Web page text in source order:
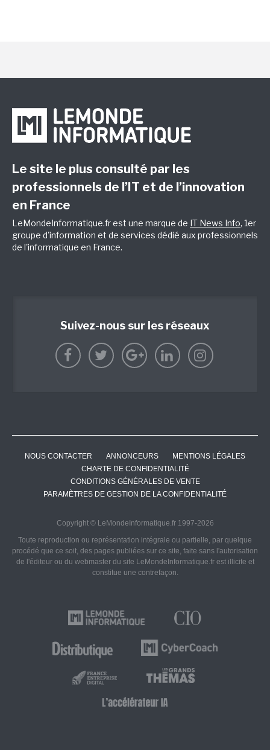
Le site le plus consulté par les
professionnels de l’IT et de l’innovation
en France
LeMondeInformatique.fr est une marque de IT News Info, 1er
groupe d'information et de services dédié aux professionnels
de l'informatique en France.
Suivez-nous sur les réseaux
NOUS CONTACTER ANNONCEURS
MENTIONS LÉGALES
CHARTE DE CONFIDENTIALITÉ
CONDITIONS GÉNÉRALES DE VENTE
PARAMÈTRES DE GESTION DE LA CONFIDENTIALITÉ
Copyright © LeMondeInformatique.fr 1997-2026
Toute reproduction ou représentation intégrale ou partielle, par quelque
procédé que ce soit, des pages publiées sur ce site, faite sans l'autorisation
de l'éditeur ou du webmaster du site LeMondeInformatique.fr est illicite et
constitue une contrefaçon.